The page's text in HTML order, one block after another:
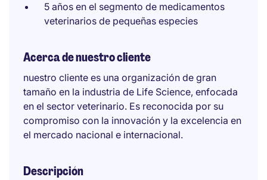
5 años en el segmento de medicamentos
veterinarios de pequeñas especies
Acerca de nuestro cliente
nuestro cliente es una organización de gran
tamaño en la industria de Life Science, enfocada
en el sector veterinario. Es reconocida por su
compromiso con la innovación y la excelencia en
el mercado nacional e internacional.
Descripción